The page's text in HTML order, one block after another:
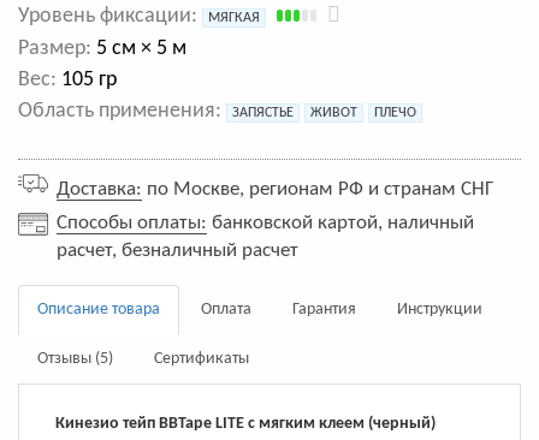
Уровень фиксации: МЯГКАЯ
Размер: 5 см × 5 м
Вес: 105 гр
Область применения:
ЗАПЯСТЬЕ ЖИВОТ ПЛЕЧО
Доставка: по Москве, регионам РФ и странам СНГ
Способы оплаты: банковской картой, наличный
расчет, безналичный расчет
Описание товара Оплата Гарантия Инструкции
Отзывы (5) Сертификаты
Кинезио тейп BBTape LITE c мягким клеем (черный)